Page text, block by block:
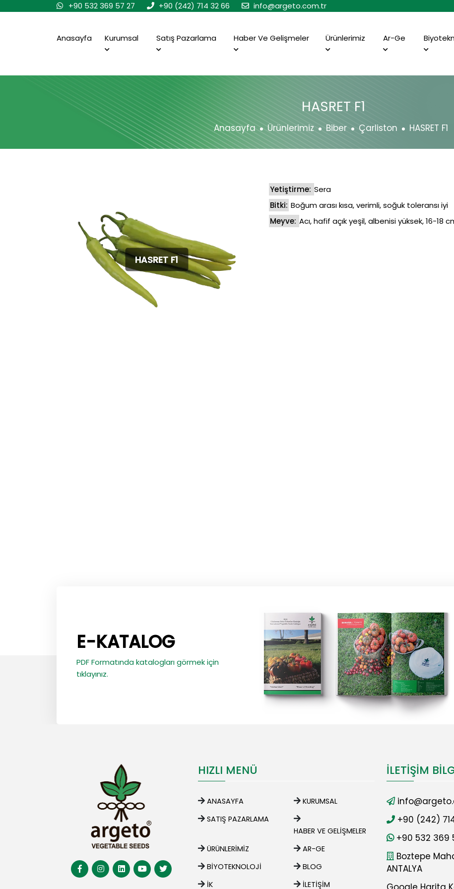
+90 532 369 57 27 +90 (242) 714 32 66 info@argeto.com.tr
Anasayfa Kurumsal Satış Pazarlama Haber Ve Gelişmeler Ürünlerimiz Ar-Ge
HASRET F1
Anasayfa Ürünlerimiz Biber Çarliston HASRET F1
HASRET F1
Yetiştirme: Sera
Bitki: Boğum arası kısa, verimli, soğuk toleransı iyi
Meyve: Acı, hafif açık yeşil, albenisi yüksek, 16-18
E-KATALOG
PDF Formatında katalogları görmek için
tıklayınız.
HIZLI MENÜ
ANASAYFA
KURUMSAL
SATIŞ PAZARLAMA
HABER VE GELIŞMELER
ÜRÜNLERIMIZ
AR-GE
BIYOTEKNOLOJI
BLOG
İK
İLETIŞIM
İLETIŞIM
+90 (242)
+90 532 369
Boztepe
ANTALYA